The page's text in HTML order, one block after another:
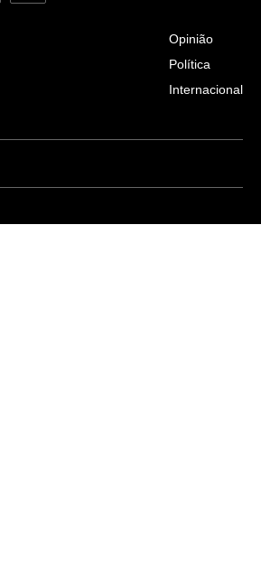
Opinião
Política
Internacional